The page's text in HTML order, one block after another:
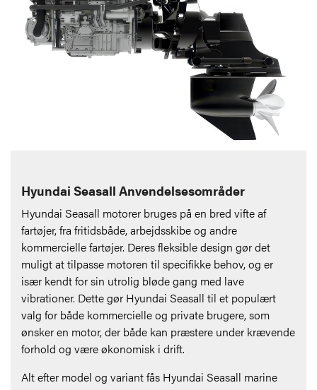
Hyundai Seasall Anvendelsesområder
Hyundai Seasall motorer bruges på en bred vifte af
fartøjer, fra fritidsbåde, arbejdsskibe og andre
kommercielle fartøjer. Deres fleksible design gør det
muligt at tilpasse motoren til specifikke behov, og er
især kendt for sin utrolig bløde gang med lave
vibrationer. Dette gør Hyundai Seasall til et populært
valg for både kommercielle og private brugere, som
ønsker en motor, der både kan præstere under krævende
forhold og være økonomisk i drift.
Alt efter model og variant fås Hyundai Seasall marine